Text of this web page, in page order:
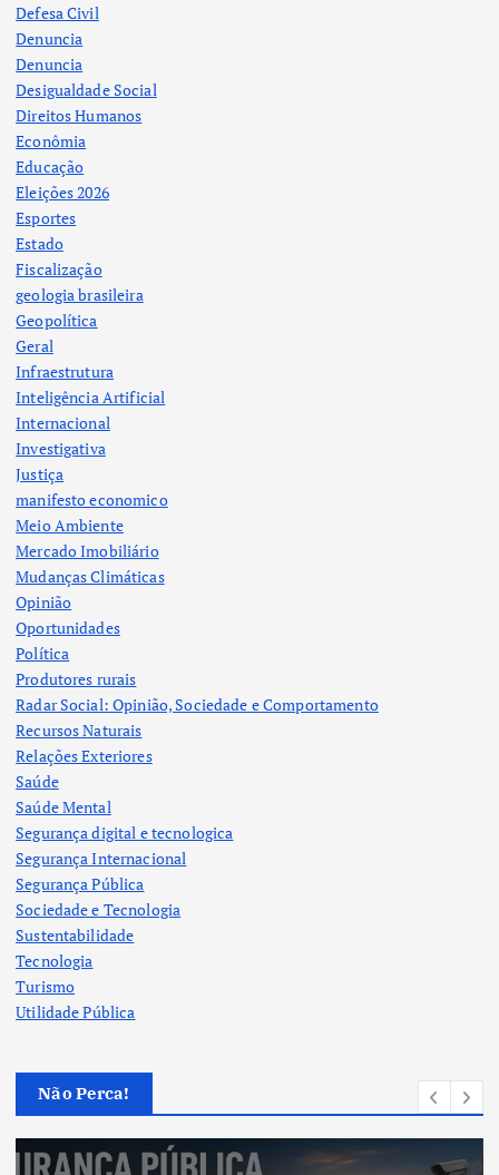
Defesa Civil
Denuncia
Denuncia
Desigualdade Social
Direitos Humanos
Econômia
Educação
Eleições 2026
Esportes
Estado
Fiscalização
geologia brasileira
Geopolítica
Geral
Infraestrutura
Inteligência Artificial
Internacional
Investigativa
Justiça
manifesto economico
Meio Ambiente
Mercado Imobiliário
Mudanças Climáticas
Opinião
Oportunidades
Política
Produtores rurais
Radar Social: Opinião, Sociedade e Comportamento
Recursos Naturais
Relações Exteriores
Saúde
Saúde Mental
Segurança digital e tecnologica
Segurança Internacional
Segurança Pública
Sociedade e Tecnologia
Sustentabilidade
Tecnologia
Turismo
Utilidade Pública
Não Perca!